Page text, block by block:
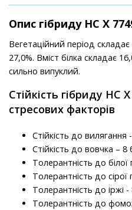
Опис гібриду НС X
Вегетаційний період
27,0%. Вміст білка складає
сильно випуклий.
Стійкість гібриду НС
стресових факторів
Стійкість до вилягання
Стійкість до вовчка – 8
Толерантність до білої
Толерантність до сірої
Толерантність до іржі -
Толерантність до